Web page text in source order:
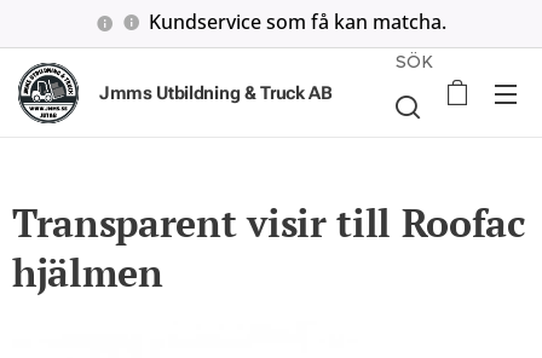
Kundservice som få kan matcha.
Jmms Utbildning & Truck AB
SÖK
Transparent visir till Roofac
hjälmen